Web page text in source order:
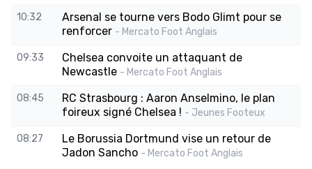
10:32
Arsenal se tourne vers Bodo Glimt pour se
renforcer - Mercato Foot Anglais
09:33
Chelsea convoite un attaquant de
Newcastle - Mercato Foot Anglais
08:45
RC Strasbourg : Aaron Anselmino, le plan
foireux signé Chelsea ! - Jeunes Footeux
08:27
Le Borussia Dortmund vise un retour de
Jadon Sancho - Mercato Foot Anglais